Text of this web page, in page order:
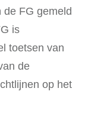
de FG gemeld
is
toetsen van
de
op het